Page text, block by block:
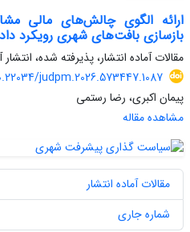
ارائه الگوی چالش‌های مالی
بازسازی بافت‌های شهری رویکرد
مقالات آماده انتشار، پذیرفته شده، انتشار
judpm.2026.573447.1087
پیمان اکبری، رضا رستمی
مشاهده مقاله
مقالات آماده انتشار
شماره جاری